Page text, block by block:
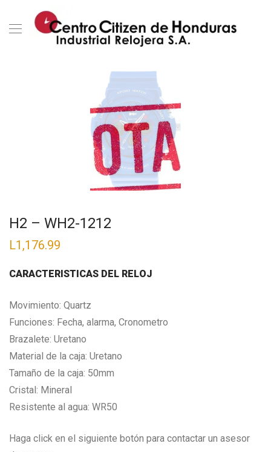
H2 – WH2-1212
L1,176.99
CARACTERISTICAS DEL RELOJ
Movimiento: Quartz
Funciones: Fecha, alarma, Cronometro
Brazalete: Uretano
Material de la caja: Uretano
Tamaño de la caja: 50mm
Cristal: Mineral
Resistente al agua: WR50
Haga click en el siguiente botón para contactar un asesor